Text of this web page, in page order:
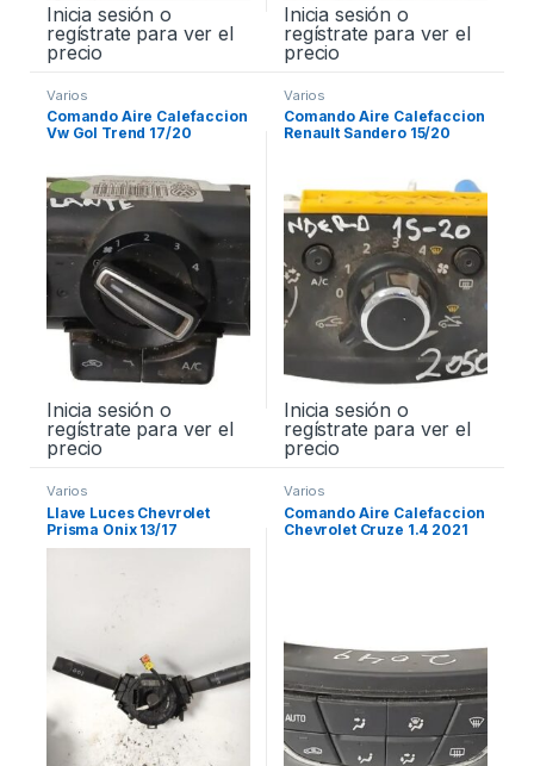
Inicia sesión o
regístrate para ver el
precio
Inicia sesión o
regístrate para ver el
precio
Varios
Comando Aire Calefaccion
Vw Gol Trend 17/20
Inicia sesión o
regístrate para ver el
precio
Varios
Comando Aire Calefaccion
Renault Sandero 15/20
Inicia sesión o
regístrate para ver el
precio
Varios
Llave Luces Chevrolet
Prisma Onix 13/17
Varios
Comando Aire Calefaccion
Chevrolet Cruze 1.4 2021